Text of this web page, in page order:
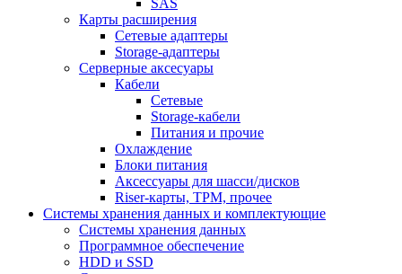
Карты расширения
Сетевые адаптеры
Storage-адаптеры
Серверные аксесуары
Кабели
Сетевые
Storage-кабели
Питания и прочие
Охлаждение
Блоки питания
Аксессуары для шасси/дисков
Riser-карты, TPM, прочее
Системы хранения данных и комплектующие
Системы хранения данных
Программное обеспечение
HDD и SSD